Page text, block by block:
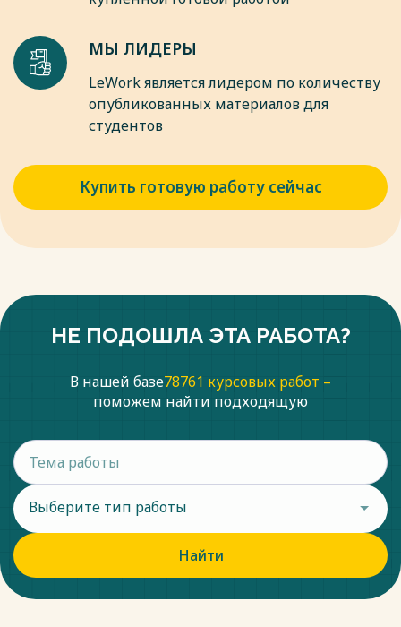
МЫ ЛИДЕРЫ
LeWork является лидером по количеству
опубликованных материалов для
студентов
Купить готовую работу сейчас
НЕ ПОДОШЛА ЭТА РАБОТА?
В нашей базе78761 курсовых работ –
поможем найти подходящую
Выберите тип работы
Найти